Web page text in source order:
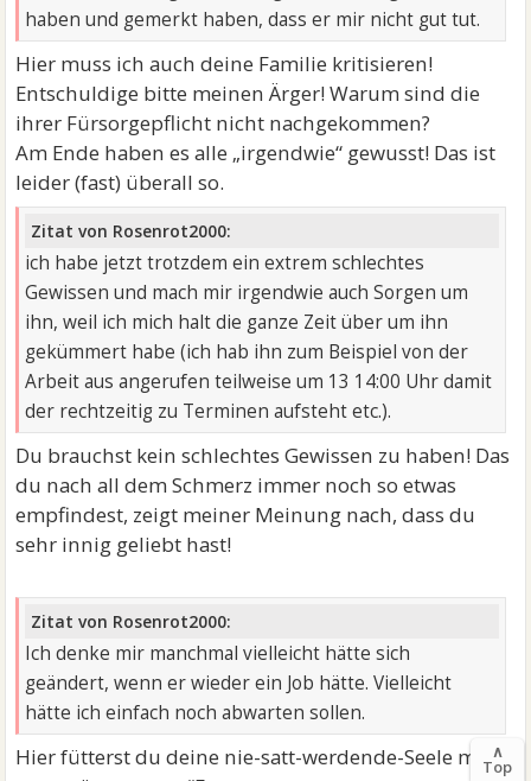
haben und gemerkt haben, dass er mir nicht gut tut.
Hier muss ich auch deine Familie kritisieren!
Entschuldige bitte meinen Ärger! Warum sind die
ihrer Fürsorgepflicht nicht nachgekommen?
Am Ende haben es alle „irgendwie“ gewusst! Das ist
leider (fast) überall so.
Zitat von Rosenrot2000:
ich habe jetzt trotzdem ein extrem schlechtes
Gewissen und mach mir irgendwie auch Sorgen um
ihn, weil ich mich halt die ganze Zeit über um ihn
gekümmert habe (ich hab ihn zum Beispiel von der
Arbeit aus angerufen teilweise um 13 14:00 Uhr damit
der rechtzeitig zu Terminen aufsteht etc.).
Du brauchst kein schlechtes Gewissen zu haben! Das
du nach all dem Schmerz immer noch so etwas
empfindest, zeigt meiner Meinung nach, dass du
sehr innig geliebt hast!
Zitat von Rosenrot2000:
Ich denke mir manchmal vielleicht hätte sich
geändert, wenn er wieder ein Job hätte. Vielleicht
hätte ich einfach noch abwarten sollen.
Hier fütterst du deine nie-satt-werdende-Seele mit∧
Top